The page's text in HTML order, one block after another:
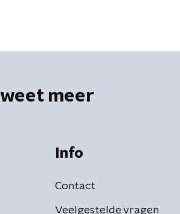
weet meer
Info
Contact
Veelgestelde vragen